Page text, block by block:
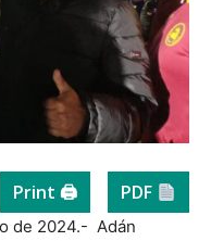
Print 🖨 PDF
de 2024.- Adán